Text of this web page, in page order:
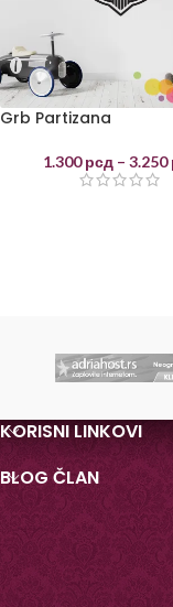
Grb Partizana
1.300рсд – 3.250
KORISNI LINKOVI
BLOG ČLAN